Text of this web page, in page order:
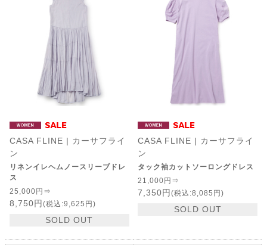
CASA FLINE | カーサフライ
ン
リネンイレヘムノースリーブドレ
ス
25,000円⇒
8,750円 (税込:9,625円)
SOLD OUT
CASA FLINE | カーサフライ
ン
タック袖カットソーロングドレス
21,000円⇒
7,350円 (税込:8,085円)
SOLD OUT